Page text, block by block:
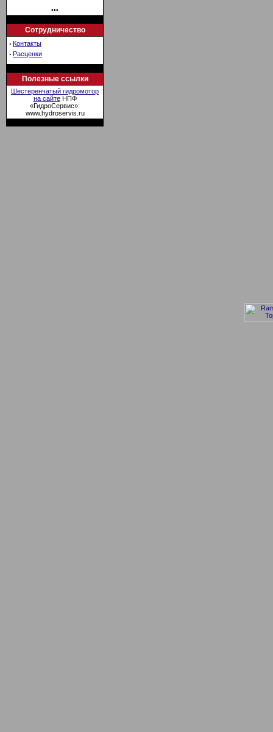
•••
Сотрудничество
· Контакты
· Расценки
Полезные ссылки
Шестеренчатый гидромотор
на сайтеНПФ
«ГидроСервис»:
www.hydroservis.ru